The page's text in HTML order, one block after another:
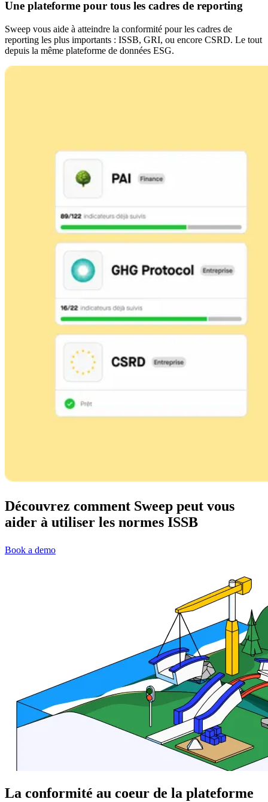
Une plateforme pour tous les cadres de reporting
Sweep vous aide à atteindre la conformité pour les cadres de
reporting les plus importants : ISSB, GRI, ou encore CSRD. Le tout
depuis la même plateforme de données ESG.
Découvrez comment Sweep peut vous
aider à utiliser les normes ISSB
Book a demo
La conformité au coeur de la plateforme